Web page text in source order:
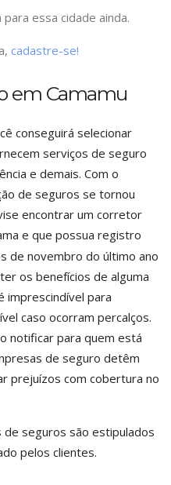
essa cidade ainda.
cadastre-se!
em Camamu
conseguirá selecionar
serviços de seguro
e demais. Com o
de seguros se tornou
encontrar um corretor
e que possua registro
de novembro do último ano
os benefícios de alguma
imprescindível para
caso ocorram percalços.
notificar para quem está
de seguro detêm
prejuízos com cobertura no
seguros são estipulados
pelos clientes.